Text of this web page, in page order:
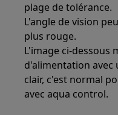
plage de tolérance.
L'angle de vision
plus rouge.
L'image ci-dessous
d'alimentation
clair, c'est normal
avec aqua control.